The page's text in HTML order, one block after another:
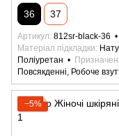
36 37
Артикул 812sr-black-36
Матеріал підкладки
Поліуретан
Повсякденні, Робоче
−5%